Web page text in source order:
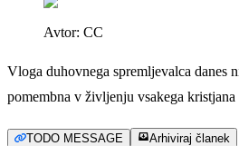
Avtor: CC
Vloga duhovnega spremljevalca danes
pomembna v življenju vsakega kristjana
TODO MESSAGE Arhiviraj članek